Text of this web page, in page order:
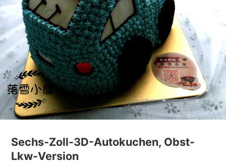
Sechs-Zoll-3D-Autokuchen, Obst-
Lkw-Version